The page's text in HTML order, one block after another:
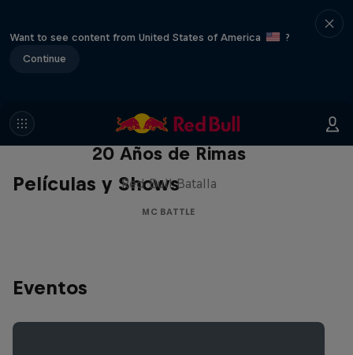
Want to see content from United States of America
?
Continue
Películas y Shows
Red Bull Batalla Nueva Historia:
20 Años de Rimas
Red Bull Batalla
MC BATTLE
Eventos